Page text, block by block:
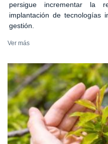
persigue incrementar la
implantación de tecnologías
gestión.
Ver más